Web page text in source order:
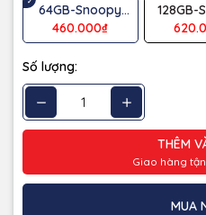
64GB-Snoopy
Vàng
460.000₫
128GB-
Số lượng:
THÊM
Giao hàng
MUA